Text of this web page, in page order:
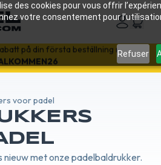
des cookies pour vous offrir
votre consentement pour
Refuser
på din första beställning med
voor padel
nieuw met onze padelbaldrukker.